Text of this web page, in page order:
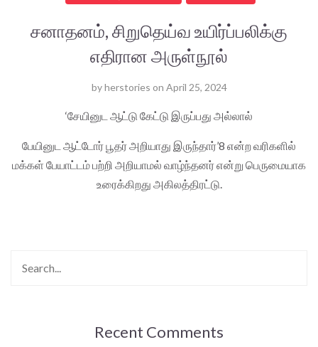
சனாதனம், சிறுதெய்வ உயிர்ப்பலிக்கு
எதிரான அருள்நூல்
byherstories on April 25, 2024
‘சேயினுட ஆட்டு கேட்டு இருப்பது அல்லால்
பேயினுட ஆட்டோர் பூதர் அறியாது இருந்தார்’8 என்ற வரிகளில்
மக்கள் பேயாட்டம் பற்றி அறியாமல் வாழ்ந்தனர் என்று பெருமையாக
உரைக்கிறது அகிலத்திரட்டு.
Recent Comments